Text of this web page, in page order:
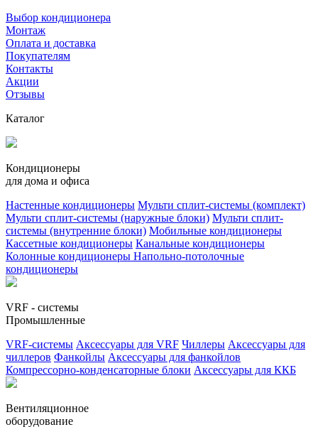
Выбор кондиционера
Монтаж
Оплата и доставка
Покупателям
Контакты
Акции
Отзывы
Каталог
Кондиционеры
для дома и офиса
Настенные кондиционеры Мульти сплит-системы (комплект)
Мульти сплит-системы (наружные блоки) Мульти сплит-
системы (внутренние блоки) Мобильные кондиционеры
Кассетные кондиционеры Канальные кондиционеры
Колонные кондиционеры Напольно-потолочные
кондиционеры
VRF - системы
Промышленные
VRF-системы Аксессуары для VRF Чиллеры Аксессуары для
чиллеров Фанкойлы Аксессуары для фанкойлов
Компрессорно-конденсаторные блоки Аксессуары для ККБ
Вентиляционное
оборудование